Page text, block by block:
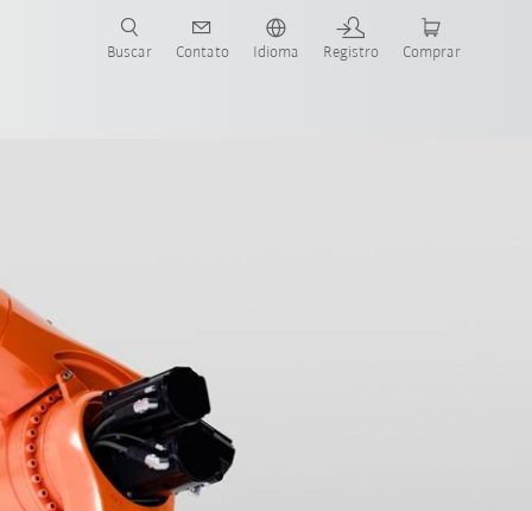
Buscar Contato Idioma Registro Comprar